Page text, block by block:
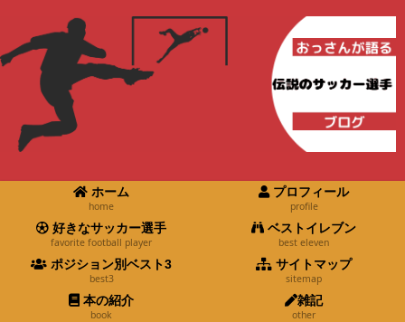
ホーム
home
プロフィール
profile
好きなサッカー選手
favorite football player
ベストイレブン
best eleven
ポジション別ベスト3
best3
サイトマップ
sitemap
本の紹介
book
雑記
other